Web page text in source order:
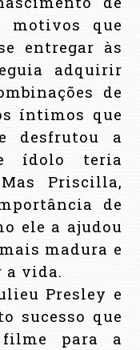
motivos que
entregar às
adquirir
de
íntimos que
desfrutou a
ídolo teria
Priscilla,
de
ele a ajudou
madura e
a vida.
Presley e
sucesso que
para a